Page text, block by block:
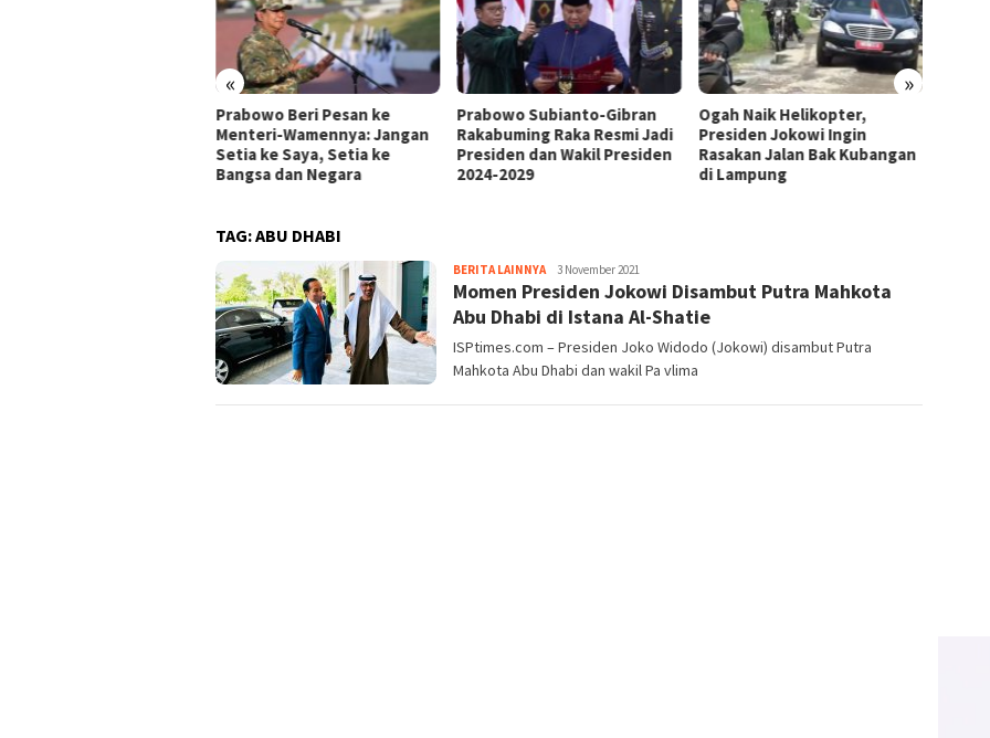
« »
Prabowo Beri Pesan ke
Menteri-Wamennya: Jangan
Setia ke Saya, Setia ke
Bangsa dan Negara
Prabowo Subianto-Gibran
Rakabuming Raka Resmi Jadi
Presiden dan Wakil Presiden
2024-2029
Ogah Naik Helikopter,
Presiden Jokowi Ingin
Rasakan Jalan Bak Kubangan
di Lampung
TAG:ABU DHABI
BERITA LAINNYAQorri3 November 2021
Momen Presiden Jokowi Disambut Putra Mahkota
Abu Dhabi di Istana Al-Shatie
ISPtimes.com – Presiden Joko Widodo (Jokowi) disambut Putra
Mahkota Abu Dhabi dan wakil Pa vlima